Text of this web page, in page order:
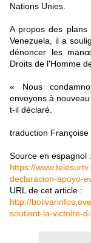
Nations Unies.
A propos des plans
Venezuela, il a
dénoncer les
Droits de l'Homme
« Nous
envoyons à
t-il déclaré.
traduction
Source en espagnol :
https://
declaracion-apoyo-
URL de cet article :
http://
soutient-la-victoire-